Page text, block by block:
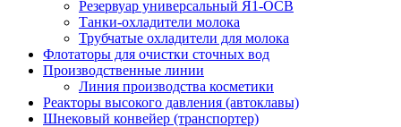
Резервуар универсальный Я1-ОСВ
Танки-охладители молока
Трубчатые охладители для молока
Флотаторы для очистки сточных вод
Производственные линии
Линия производства косметики
Реакторы высокого давления (автоклавы)
Шнековый конвейер (транспортер)